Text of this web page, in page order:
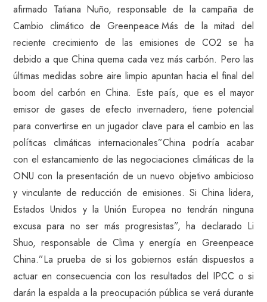
afirmado Tatiana Nuño, responsable de la campaña de
Cambio climático de Greenpeace.Más de la mitad del
reciente crecimiento de las emisiones de CO2 se ha
debido a que China quema cada vez más carbón. Pero las
últimas medidas sobre aire limpio apuntan hacia el final del
boom del carbón en China. Este país, que es el mayor
emisor de gases de efecto invernadero, tiene potencial
para convertirse en un jugador clave para el cambio en las
políticas climáticas internacionales”China podría acabar
con el estancamiento de las negociaciones climáticas de la
ONU con la presentación de un nuevo objetivo ambicioso
y vinculante de reducción de emisiones. Si China lidera,
Estados Unidos y la Unión Europea no tendrán ninguna
excusa para no ser más progresistas”, ha declarado Li
Shuo, responsable de Clima y energía en Greenpeace
China.”La prueba de si los gobiernos están dispuestos a
actuar en consecuencia con los resultados del IPCC o si
darán la espalda a la preocupación pública se verá durante